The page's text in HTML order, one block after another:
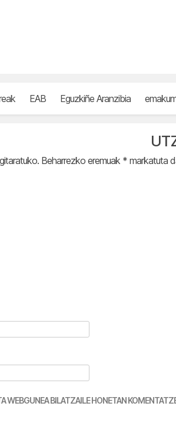
EAB Eguzkiñe Aranzibia
Beharrezko eremuak * markatuta
WEBGUNEA BILATZAILE HONETAN